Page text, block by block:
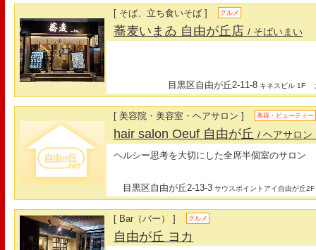
[ そば、立ち食いそば ] グルメ
蕎麦いまゐ 自由が丘店/ そばいまい
目黒区自由が丘2-11-8 キネスビル 1F
[ 美容院・美容室・ヘアサロン ] 美容・ビューティー
hair salon Oeuf 自由が丘/ ヘアサロン
ヘルシー思考を大切にした全席半個室のサロン
目黒区自由が丘2-13-3 サウスポイントアイ自由が丘2F
[ Bar（バー） ] グルメ
自由が丘 ヨカ